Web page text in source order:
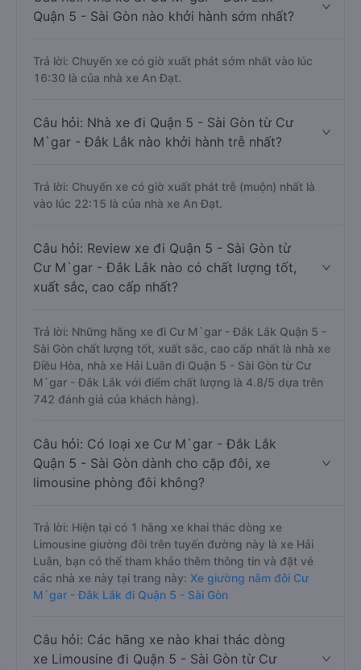
Quận 5 - Sài Gòn nào khởi hành sớm nhất?
Trả lời: Chuyến xe có giờ xuất phát sớm nhất vào lúc
16:30 là của nhà xe An Đạt.
Câu hỏi: Nhà xe đi Quận 5 - Sài Gòn từ Cư
M`gar - Đắk Lắk nào khởi hành trễ nhất?
Trả lời: Chuyến xe có giờ xuất phát trễ (muộn) nhất là
vào lúc 22:15 là của nhà xe An Đạt.
Câu hỏi: Review xe đi Quận 5 - Sài Gòn từ
Cư M`gar - Đắk Lắk nào có chất lượng tốt,
xuất sắc, cao cấp nhất?
Trả lời: Những hãng xe đi Cư M`gar - Đắk Lắk Quận 5 -
Sài Gòn chất lượng tốt, xuất sắc, cao cấp nhất là nhà xe
Điều Hòa, nhà xe Hải Luân đi Quận 5 - Sài Gòn từ Cư
M`gar - Đắk Lắk với điểm chất lượng là 4.8/5 dựa trên
742 đánh giá của khách hàng).
Câu hỏi: Có loại xe Cư M`gar - Đắk Lắk
Quận 5 - Sài Gòn dành cho cặp đôi, xe
limousine phòng đôi không?
Trả lời: Hiện tại có 1 hãng xe khai thác dòng xe
Limousine giường đôi trên tuyến đường này là xe Hải
Luân, bạn có thể tham khảo thêm thông tin và đặt vé
các nhà xe này tại trang này: Xe giường nằm đôi Cư
M`gar - Đắk Lắk đi Quận 5 - Sài Gòn
Câu hỏi: Các hãng xe nào khai thác dòng
xe Limousine đi Quận 5 - Sài Gòn từ Cư